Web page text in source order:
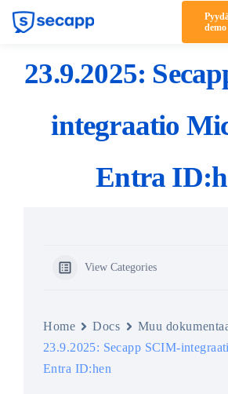
Skip
demo
Asiakkaat
Kirjaudu sisään
23.9.2025:
integraatio
Entra
View Categories
Home Docs
Muu
23.9.2025: Secapp SCIM-
Entra ID:hen